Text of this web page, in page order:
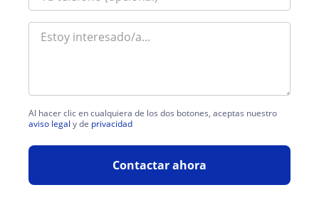
Al hacer clic en cualquiera de los dos botones, aceptas nuestro
aviso legal y de privacidad
Contactar ahora